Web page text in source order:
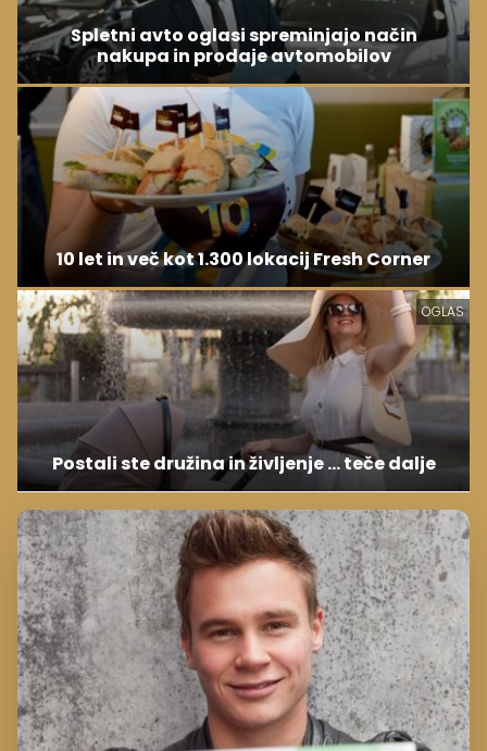
Spletni avto oglasi spreminjajo način
nakupa in prodaje avtomobilov
10 let in več kot 1.300 lokacij Fresh Corner
OGLAS
Postali ste družina in življenje ... teče dalje